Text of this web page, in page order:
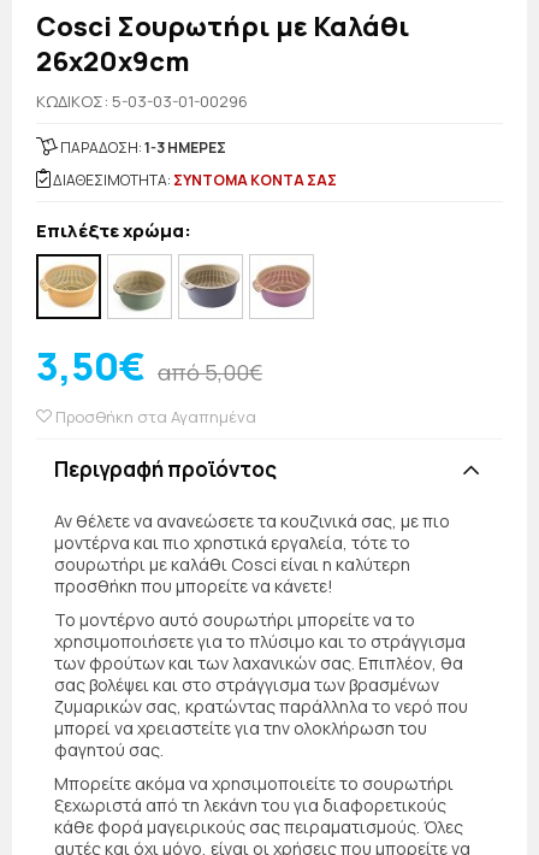
Cosci Σουρωτήρι με Καλάθι
26x20x9cm
KΩΔΙΚΟΣ: 5-03-03-01-00296
ΠΑΡΑΔΟΣΗ:1-3 ΗΜΕΡΕΣ
ΔΙΑΘΕΣΙΜΟΤΗΤΑ: ΣΥΝΤΟΜΑ ΚΟΝΤΑ ΣΑΣ
Επιλέξτε χρώμα:
3,50€ από 5,00€
Προσθήκη στα Αγαπημένα
Περιγραφή προϊόντος
Αν θέλετε να ανανεώσετε τα κουζινικά σας, με πιο
μοντέρνα και πιο χρηστικά εργαλεία, τότε το
σουρωτήρι με καλάθι Cosci είναι η καλύτερη
προσθήκη που μπορείτε να κάνετε!
Το μοντέρνο αυτό σουρωτήρι μπορείτε να το
χρησιμοποιήσετε για το πλύσιμο και το στράγγισμα
των φρούτων και των λαχανικών σας. Επιπλέον, θα
σας βολέψει και στο στράγγισμα των βρασμένων
ζυμαρικών σας, κρατώντας παράλληλα το νερό που
μπορεί να χρειαστείτε για την ολοκλήρωση του
φαγητού σας.
Μπορείτε ακόμα να χρησιμοποιείτε το σουρωτήρι
ξεχωριστά από τη λεκάνη του για διαφορετικούς
κάθε φορά μαγειρικούς σας πειραματισμούς. Όλες
αυτές και όχι μόνο, είναι οι χρήσεις που μπορείτε να